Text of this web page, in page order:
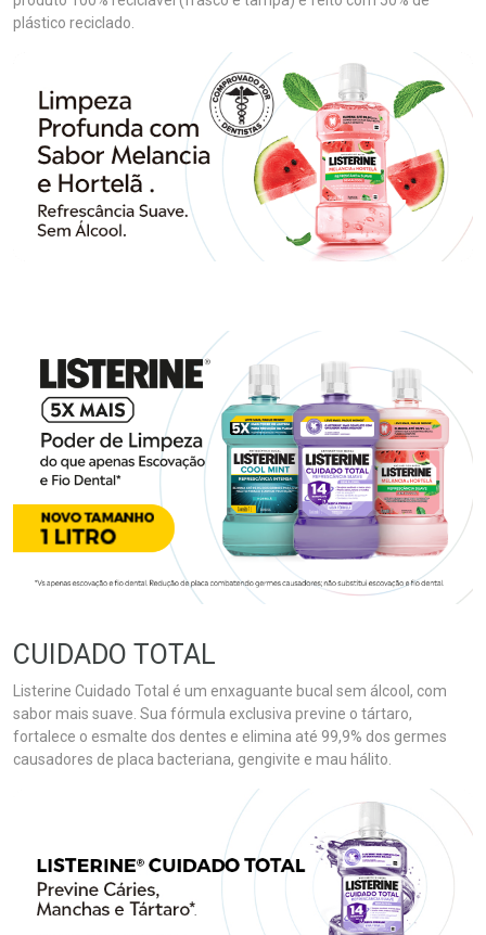
plástico reciclado.
CUIDADO TOTAL
Listerine Cuidado Total é um enxaguante bucal sem álcool, com
sabor mais suave. Sua fórmula exclusiva previne o tártaro,
fortalece o esmalte dos dentes e elimina até 99,9% dos germes
causadores de placa bacteriana, gengivite e mau hálito.